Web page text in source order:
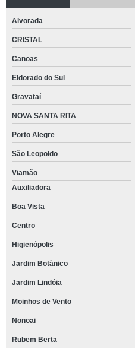
Alvorada
CRISTAL
Canoas
Eldorado do Sul
Gravataí
NOVA SANTA RITA
Porto Alegre
São Leopoldo
Viamão
Auxiliadora
Boa Vista
Centro
Higienópolis
Jardim Botânico
Jardim Lindóia
Moinhos de Vento
Nonoai
Rubem Berta